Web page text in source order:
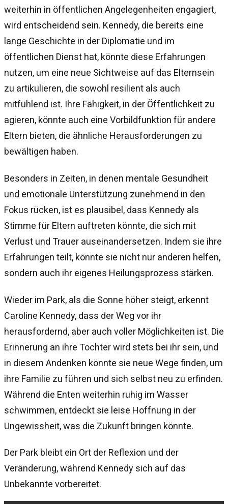
weiterhin in öffentlichen Angelegenheiten engagiert,
wird entscheidend sein. Kennedy, die bereits eine
lange Geschichte in der Diplomatie und im
öffentlichen Dienst hat, könnte diese Erfahrungen
nutzen, um eine neue Sichtweise auf das Elternsein
zu artikulieren, die sowohl resilient als auch
mitfühlend ist. Ihre Fähigkeit, in der Öffentlichkeit zu
agieren, könnte auch eine Vorbildfunktion für andere
Eltern bieten, die ähnliche Herausforderungen zu
bewältigen haben.
Besonders in Zeiten, in denen mentale Gesundheit
und emotionale Unterstützung zunehmend in den
Fokus rücken, ist es plausibel, dass Kennedy als
Stimme für Eltern auftreten könnte, die sich mit
Verlust und Trauer auseinandersetzen. Indem sie ihre
Erfahrungen teilt, könnte sie nicht nur anderen helfen,
sondern auch ihr eigenes Heilungsprozess stärken.
Wieder im Park, als die Sonne höher steigt, erkennt
Caroline Kennedy, dass der Weg vor ihr
herausfordernd, aber auch voller Möglichkeiten ist. Die
Erinnerung an ihre Tochter wird stets bei ihr sein, und
in diesem Andenken könnte sie neue Wege finden, um
ihre Familie zu führen und sich selbst neu zu erfinden.
Während die Enten weiterhin ruhig im Wasser
schwimmen, entdeckt sie leise Hoffnung in der
Ungewissheit, was die Zukunft bringen könnte.
Der Park bleibt ein Ort der Reflexion und der
Veränderung, während Kennedy sich auf das
Unbekannte vorbereitet.